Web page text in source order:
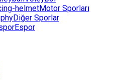
Motor Sporları
Diğer Sporlar
Espor